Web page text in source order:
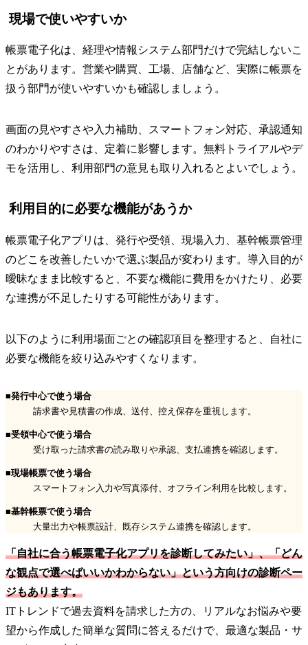
現場で使いやすいか
帳票電子化は、経理や情報システム部門だけで完結しないこ
とがあります。営業や購買、工場、店舗など、実際に帳票を
扱う部門が使いやすいかも確認しましょう。
画面の見やすさや入力補助、スマートフォン対応、承認通知
のわかりやすさは、定着に影響します。無料トライアルやデ
モを活用し、利用部門の意見も取り入れるとよいでしょう。
利用目的に必要な機能があうか
帳票電子化アプリは、発行や受領、現場入力、基幹帳票管理
のどこを改善したいかで選ぶ製品が変わります。導入目的が
曖昧なまま比較すると、不要な機能に費用をかけたり、必要
な連携が不足したりする可能性があります。
以下のように利用場面ごとの確認項目を整理すると、自社に
必要な機能を絞り込みやすくなります。
■発行中心で使う場合
請求書や見積書の作成、送付、控え保存を重視します。
■受領中心で使う場合
受け取った請求書の読み取りや承認、支払連携を確認します。
■現場帳票で使う場合
スマートフォン入力や写真添付、オフライン利用を比較します。
■基幹帳票で使う場合
大量出力や帳票設計、既存システム連携を確認します。
「自社に合う帳票電子化アプリを診断してみたい」、「どん
な観点で選べばいいかわからない」という方向けの診断ペー
ジもあります。
ITトレンドで過去資料を請求した方の、リアルなお悩みや要
望から作成した簡単な質問に答えるだけで、最適な製品・サ